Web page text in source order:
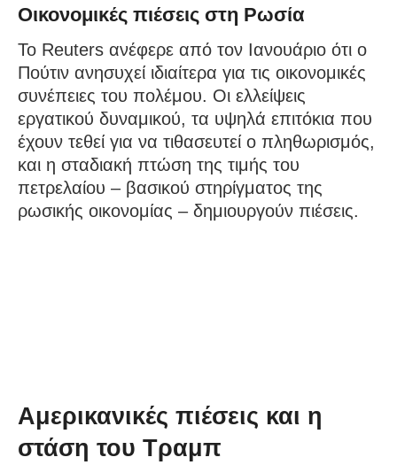
Οικονομικές πιέσεις στη Ρωσία
Το Reuters ανέφερε από τον Ιανουάριο ότι ο
Πούτιν ανησυχεί ιδιαίτερα για τις οικονομικές
συνέπειες του πολέμου. Οι ελλείψεις
εργατικού δυναμικού, τα υψηλά επιτόκια που
έχουν τεθεί για να τιθασευτεί ο πληθωρισμός,
και η σταδιακή πτώση της τιμής του
πετρελαίου – βασικού στηρίγματος της
ρωσικής οικονομίας – δημιουργούν πιέσεις.
Αμερικανικές πιέσεις και η
στάση του Τραμπ